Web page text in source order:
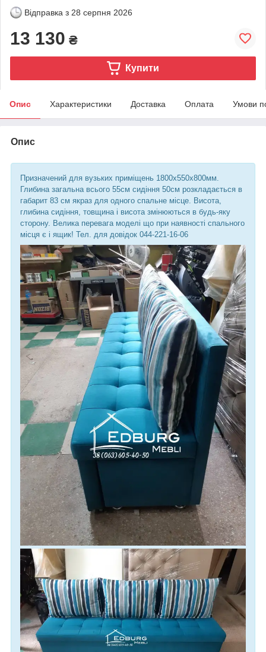
Відправка з 28 серпня 2026
13 130 ₴
Купити
Опис Характеристики Доставка Оплата Умови
Опис
Призначений для вузьких приміщень 1800х550х800мм.
Глибина загальна всього 55см сидіння 50см розкладається в
габарит 83 см якраз для одного спальне місце. Висота,
глибина сидіння, товщина і висота змінюються в будь-яку
сторону. Велика перевага моделі що при наявності спального
місця є і ящик! Тел. для довідок 044-221-16-06